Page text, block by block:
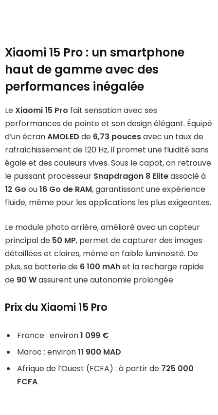
Xiaomi 15 Pro : un smartphone
haut de gamme avec des
performances inégalée
LeXiaomi 15 Pro fait sensation avec ses
performances de pointe et son design élégant. Équipé
d’un écranAMOLED de 6,73 poucesavec un taux de
rafraîchissement de 120 Hz, il promet une fluidité sans
égale et des couleurs vives. Sous le capot, on retrouve
le puissant processeur Snapdragon 8 Eliteassocié à
12 Go ou16 Go de RAM, garantissant une expérience
fluide, même pour les applications les plus exigeantes.
Le module photo arrière, amélioré avec un capteur
principal de 50 MP, permet de capturer des images
détaillées et claires, même en faible luminosité. De
plus, sa batterie de 6 100 mAhet la recharge rapide
de 90 Wassurent une autonomie prolongée.
Prix du Xiaomi 15 Pro
France : environ1 099 €
Maroc : environ11 900 MAD
Afrique de l’Ouest (FCFA) : à partir de 725 000
FCFA